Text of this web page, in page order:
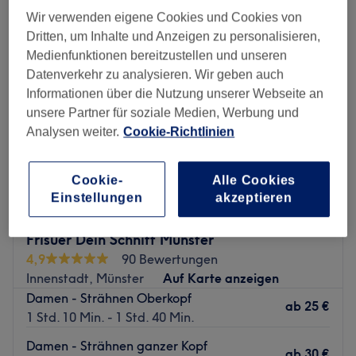
Frisuer Dein Schnitt Münster
4,9
90 Bewertungen
Innenstadt, Münster
Auf Karte anzeigen
Damen - Strähnen Oberkopf
1 Std. 10 Min. - 1 Std. 40 Min.
ab 25 €
Damen - Strähnen ganzer Kopf
Wir verwenden eigene Cookies und Cookies von
Dritten, um Inhalte und Anzeigen zu personalisieren,
Medienfunktionen bereitzustellen und unseren
Datenverkehr zu analysieren. Wir geben auch
Informationen über die Nutzung unserer Webseite an
unsere Partner für soziale Medien, Werbung und
Analysen weiter. Cookie-Richtlinien
Cookie-
Einstellungen
Alle Cookies
akzeptieren